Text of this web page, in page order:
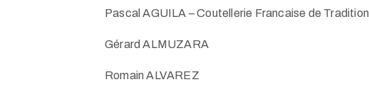
Pascal AGUILA – Coutellerie Francaise de Tradition
Gérard ALMUZARA
Romain ALVAREZ